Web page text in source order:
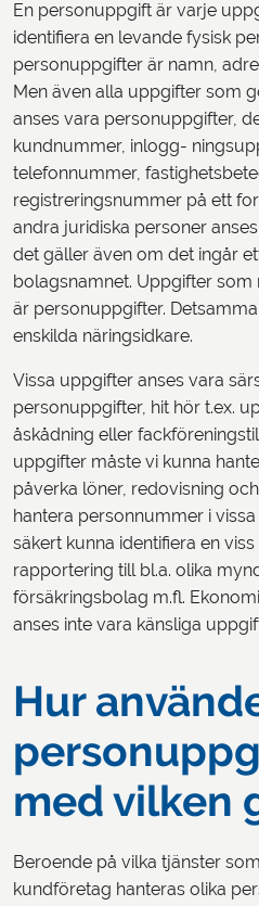
En personuppgift är varje
identifiera en levande fysisk
personuppgifter är namn,
Men även alla uppgifter som
anses vara personuppgifter,
kundnummer, inlogg-
telefonnummer,
registreringsnummer på ett
andra juridiska personer
det gäller även om det ingår
bolagsnamnet. Uppgifter
är personuppgifter.
enskilda näringsidkare.
Vissa uppgifter anses vara
personuppgifter, hit hör t.ex.
åskådning eller
uppgifter måste vi kunna
påverka löner, redovisning
hantera personnummer i
säkert kunna identifiera en
rapportering till bl.a. olika
försäkringsbolag m.fl.
anses inte vara känsliga
Hur
med vilken
Beroende på vilka tjänster
kundföretag hanteras olika